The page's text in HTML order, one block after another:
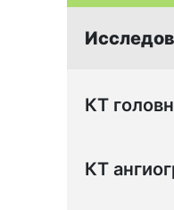
КТ
КТ